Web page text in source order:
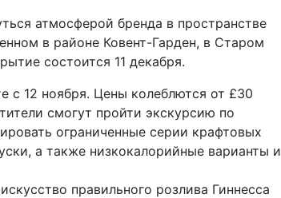
атмосферой бренда в пространстве
в районе Ковент-Гарден, в Старом
состоится 11 декабря.
с 12 ноября. Цены колеблются от £30
смогут пройти экскурсию по
ограниченные серии крафтовых
а также низкокалорийные варианты и
правильного розлива Гиннесса